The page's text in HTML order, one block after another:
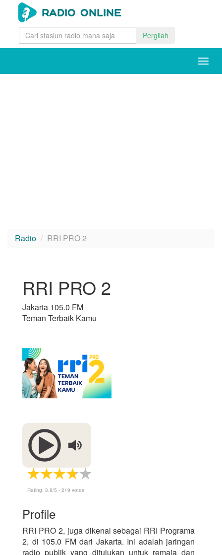
Pergilah
Radio RRI PRO 2
RRI PRO 2
Jakarta 105.0 FM
Teman Terbaik Kamu
Rating: 3.8/5 - 219 votes
Profile
RRI PRO 2, juga dikenal sebagai RRI Programa
2, di 105.0 FM dari Jakarta. Ini adalah jaringan
radio publik yang ditujukan untuk remaja dan